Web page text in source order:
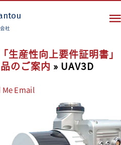
社
生産性向上要件証明書」
のご案内 » UAV3D
Me Email